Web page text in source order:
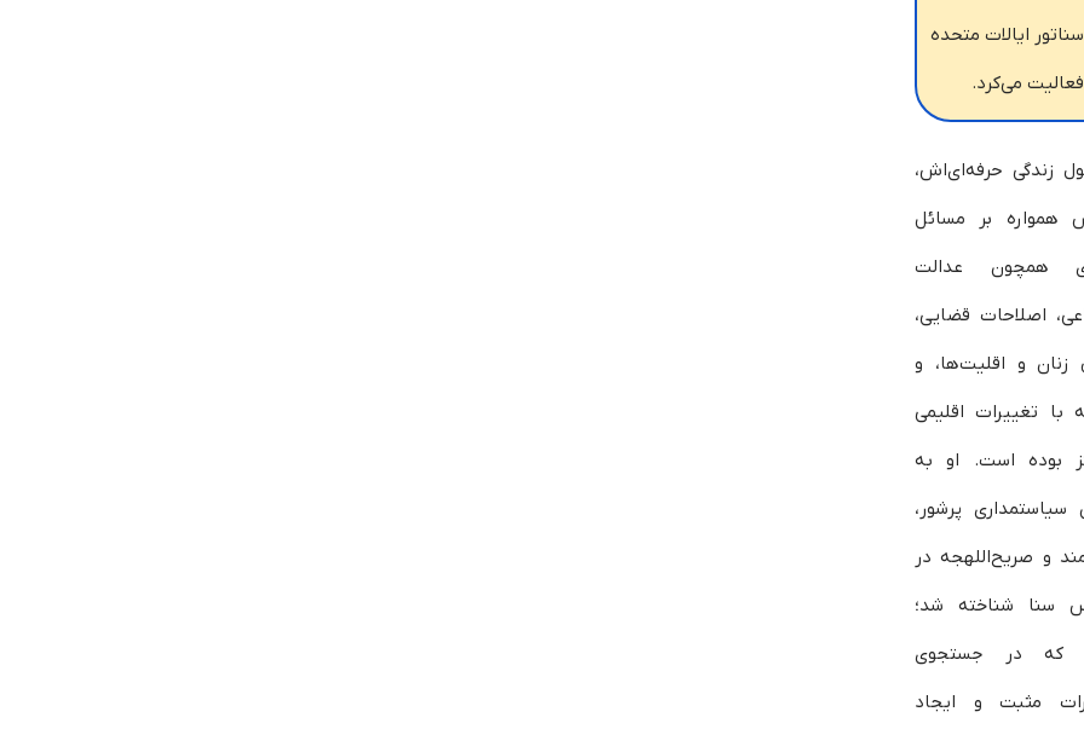
سناتور ایالات متحده
فعالیت می‌کرد.
زندگی حرفه‌ای‌اش،
همواره بر مسائل
همچون عدالت
اصلاحات قضایی،
زنان و اقلیت‌ها، و
با تغییرات اقلیمی
بوده است. او به
سیاستمداری پرشور،
و صریح‌اللهجه در
سنا شناخته شد؛
که در جستجوی
مثبت و ایجاد